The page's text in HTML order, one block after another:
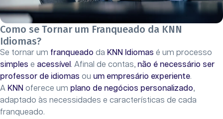
Como se Tornar um Franqueado da KNN
Idiomas?
Se tornar um franqueado da KNN Idiomas é um processo
simples e acessível . Afinal de contas, não é necessário ser
professor de idiomas ou um empresário experiente.
A KNN oferece um plano de negócios personalizado,
adaptado às necessidades e características de cada
franqueado.